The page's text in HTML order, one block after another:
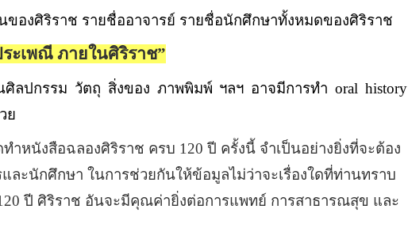
ของศิริราช รายชื่ออาจารย์ รายชื่อนักศึกษาทั้งหมดของศิริราช
ะเพณี ภายในศิริราช”
ศิลปกรรม วัตถุ สิ่งของ ภาพพิมพ์ ฯลฯ อาจมีการทำ oral history
ย
ำหนังสือฉลองศิริราช ครบ 120 ปี ครั้งนี้ จำเป็นอย่างยิ่งที่จะต้อง
ละนักศึกษา ในการช่วยกันให้ข้อมูลไม่ว่าจะเรื่องใดที่ท่านทราบ
ปี ศิริราช อันจะมีคุณค่ายิ่งต่อการแพทย์ การสาธารณสุข และ